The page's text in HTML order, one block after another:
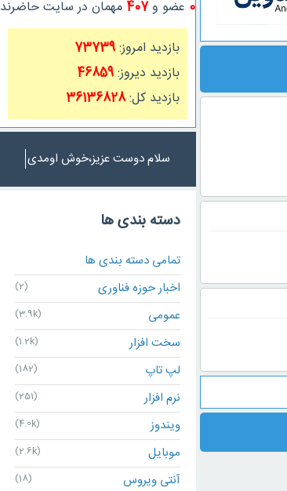
0 عضو و407 مهمان در سایت حاضرند
بازدید امروز:73739
بازدید دیروز:46859
بازدید کل:36136828
سلام دوست عزیز،خوش اومدی
دسته بندی ها
تمامی دسته بندی ها
اخبار حوزه فناوری
(2)
عمومی (3.9k)
سخت افزار (1.2k)
لپ تاپ (182)
نرم افزار (251)
ویندوز (4.0k)
موبایل (2.6k)
آنتی ویروس (18)